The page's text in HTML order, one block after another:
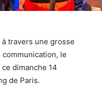
travers une grosse
le
dimanche 14
de Paris.